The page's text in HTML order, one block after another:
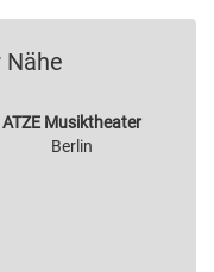
Nähe
ATZE Musiktheater
Berlin